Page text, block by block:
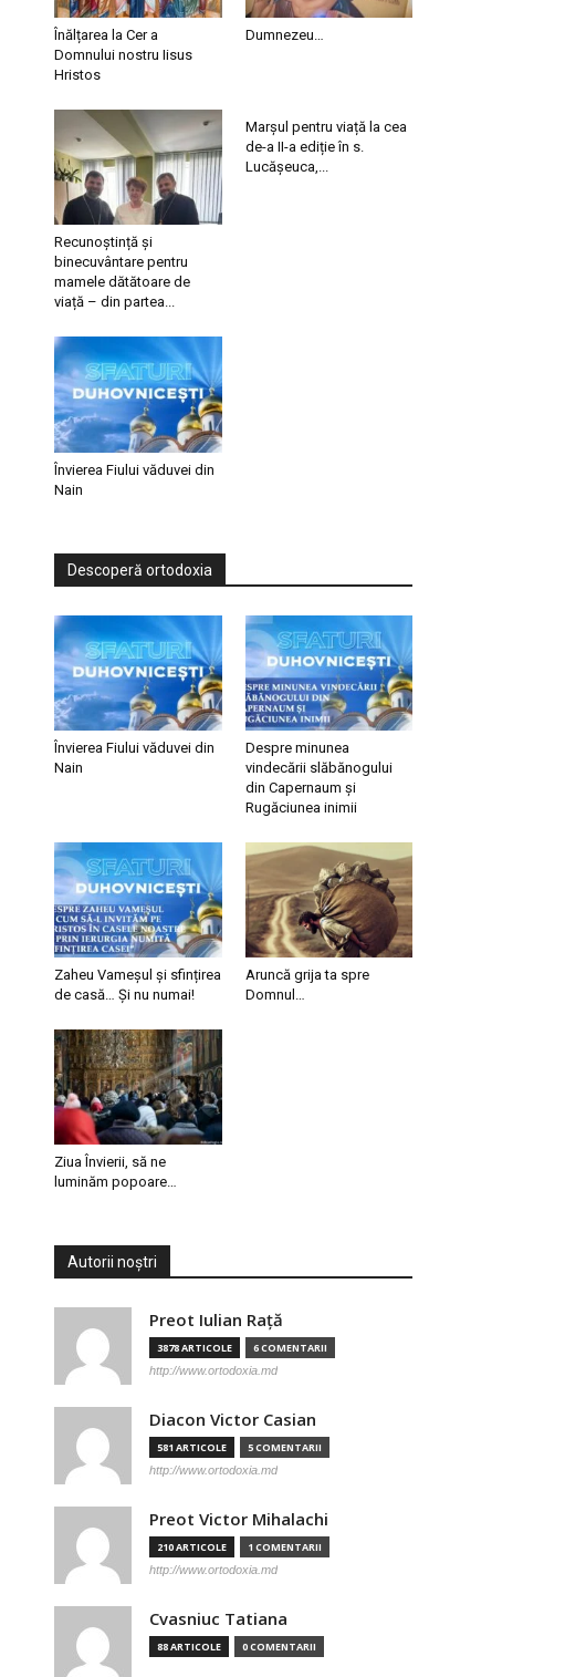
Înălțarea la Cer a
Domnului nostru Iisus
Hristos
Dumnezeu…
Recunoștință și
binecuvântare pentru
mamele dătătoare de
viață – din partea...
Marșul pentru viață la cea
de-a II-a ediție în s.
Lucășeuca,...
Învierea Fiului văduvei din
Nain
Descoperă ortodoxia
Învierea Fiului văduvei din
Nain
Despre minunea
vindecării slăbănogului
din Capernaum și
Rugăciunea inimii
Zaheu Vameșul și sfințirea
de casă… Și nu numai!
Aruncă grija ta spre
Domnul…
Ziua Învierii, să ne
luminăm popoare…
Autorii noștri
Preot Iulian Raţă
3878 ARTICOLE 6 COMENTARII
http://www.ortodoxia.md
Diacon Victor Casian
581 ARTICOLE 5 COMENTARII
http://www.ortodoxia.md
Preot Victor Mihalachi
210 ARTICOLE 1 COMENTARII
http://www.ortodoxia.md
Cvasniuc Tatiana
88 ARTICOLE 0 COMENTARII